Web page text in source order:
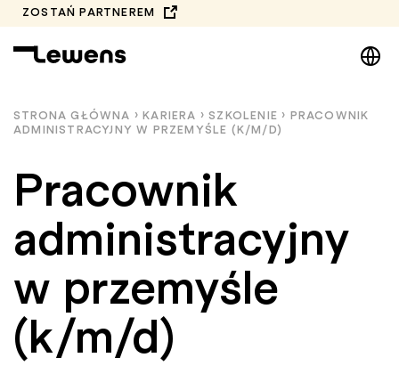
Przejdź
do
treści
ZOSTAŃ PARTNEREM
DE
NL
STRONA GŁÓWNA › KARIERA › SZKOLENIE › PRACOWNIK
ADMINISTRACYJNY W PRZEMYŚLE (K/M/D)
Pracownik
administracyjny
w przemyśle
(k/m/d)